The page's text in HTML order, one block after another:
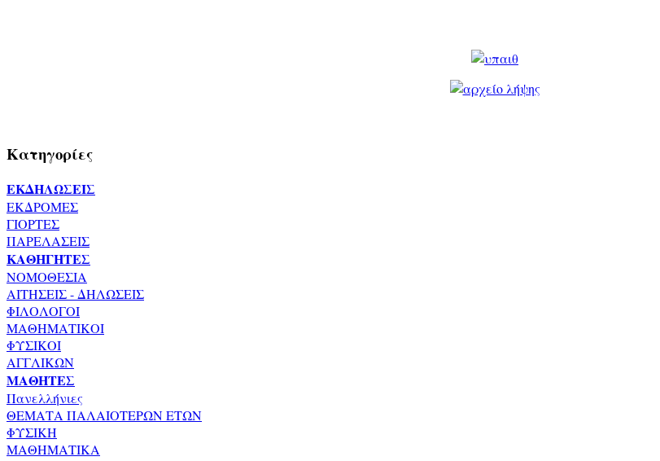
Κατηγορίες
ΕΚΔΗΛΩΣΕΙΣ
ΕΚΔΡΟΜΕΣ
ΓΙΟΡΤΕΣ
ΠΑΡΕΛΑΣΕΙΣ
ΚΑΘΗΓΗΤΕΣ
ΝΟΜΟΘΕΣΙΑ
ΑΙΤΗΣΕΙΣ - ΔΗΛΩΣΕΙΣ
ΦΙΛΟΛΟΓΟΙ
ΜΑΘΗΜΑΤΙΚΟΙ
ΦΥΣΙΚΟΙ
ΑΓΓΛΙΚΩΝ
ΜΑΘΗΤΕΣ
Πανελλήνιες
ΘΕΜΑΤΑ ΠΑΛΑΙΟΤΕΡΩΝ ΕΤΩΝ
ΦΥΣΙΚΗ
ΜΑΘΗΜΑΤΙΚΑ